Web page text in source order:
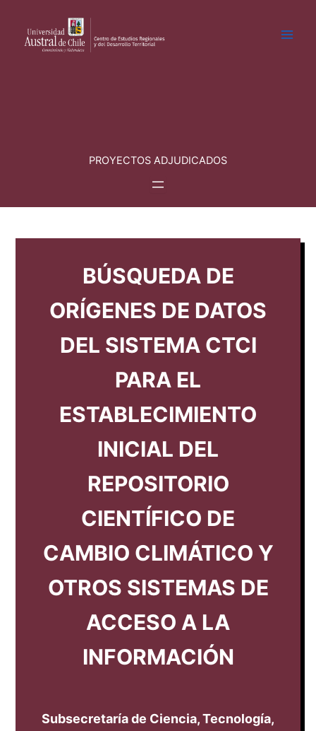
contenido
PROYECTOS ADJUDICADOS
BÚSQUEDA DE
ORÍGENES DE DATOS
DEL SISTEMA CTCI
PARA EL
ESTABLECIMIENTO
INICIAL DEL
REPOSITORIO
CIENTÍFICO DE
CAMBIO CLIMÁTICO Y
OTROS SISTEMAS DE
ACCESO A LA
INFORMACIÓN
Subsecretaría de Ciencia, Tecnología,